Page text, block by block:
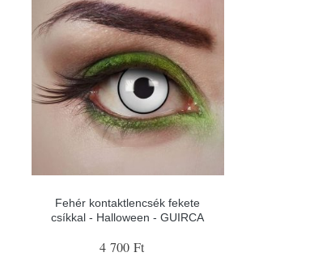
Fehér kontaktlencsék fekete
csíkkal - Halloween - GUIRCA
4 700 Ft